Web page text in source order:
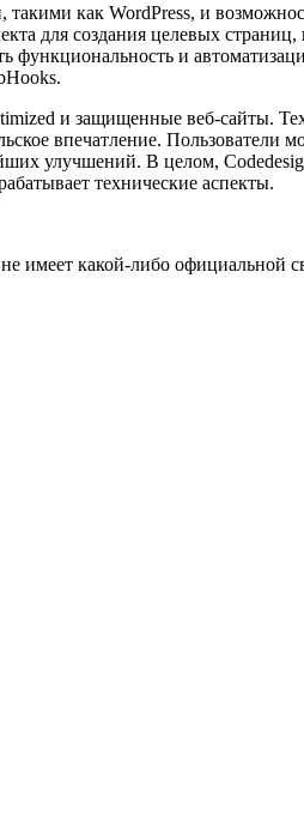
как WordPress, и
для создания целевых
функциональность и
и защищенные веб-сайты.
впечатление. Пользователи
улучшений. В целом,
технические аспекты.
имеет какой-либо официальной